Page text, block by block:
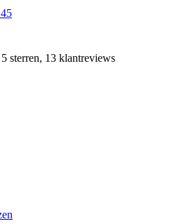
sterren, 13 klantreviews